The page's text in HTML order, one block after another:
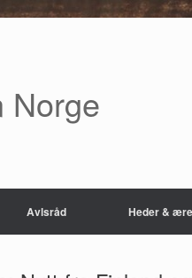
Norge
Avlsråd Heder & ære